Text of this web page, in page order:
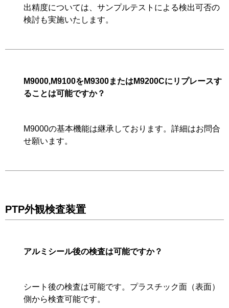
出精度については、サンプルテストによる検出可否の
検討も実施いたします。
M9000,M9100をM9300またはM9200Cにリプレースす
ることは可能ですか？
M9000の基本機能は継承しております。詳細はお問合
せ願います。
PTP外観検査装置
アルミシール後の検査は可能ですか？
シート後の検査は可能です。プラスチック面（表面）
側から検査可能です。